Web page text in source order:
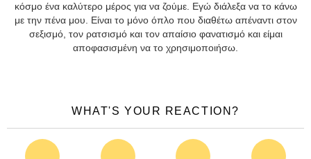
κόσμο ένα καλύτερο μέρος για να ζούμε. Εγώ διάλεξα να το κάνω
με την πένα μου. Είναι το μόνο όπλο που διαθέτω απέναντι στον
σεξισμό, τον ρατσισμό και τον απαίσιο φανατισμό και είμαι
αποφασισμένη να το χρησιμοποιήσω.
WHAT'S YOUR REACTION?